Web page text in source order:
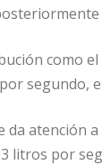
como
segundo,
atención
litros por